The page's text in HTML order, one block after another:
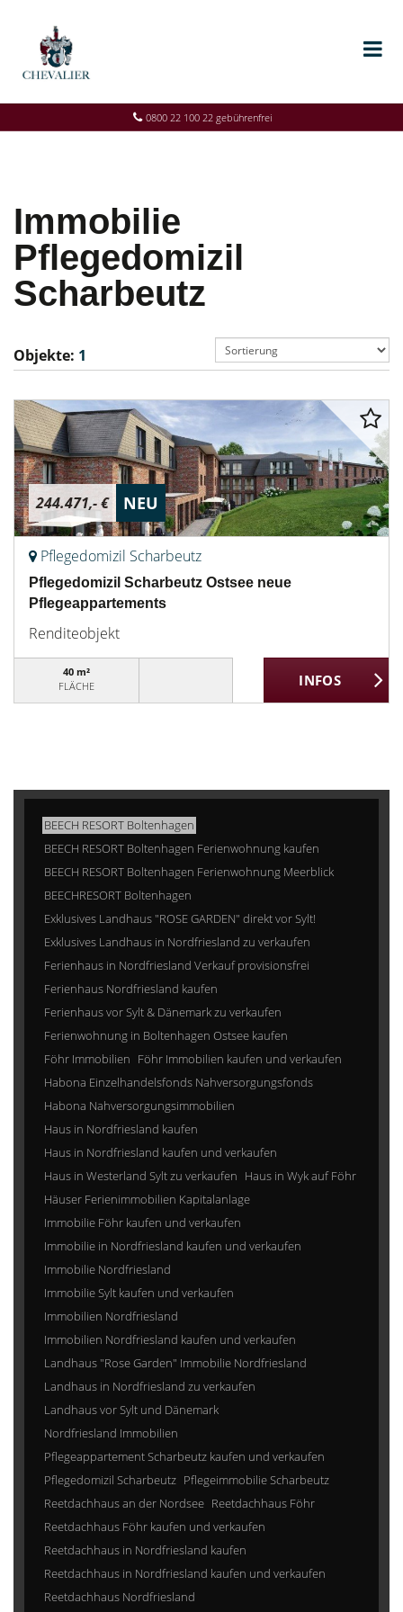
0800 22 100 22 gebührenfrei
Immobilie
Pflegedomizil
Scharbeutz
Objekte: 1
244.471,- € NEU
Pflegedomizil Scharbeutz
Pflegedomizil Scharbeutz Ostsee neue
Pflegeappartements
Renditeobjekt
40 m²
FLÄCHE
BEECH RESORT Boltenhagen
BEECH RESORT Boltenhagen Ferienwohnung kaufen
BEECH RESORT Boltenhagen Ferienwohnung Meerblick
BEECHRESORT Boltenhagen
Exklusives Landhaus "ROSE GARDEN" direkt vor Sylt!
Exklusives Landhaus in Nordfriesland zu verkaufen
Ferienhaus in Nordfriesland Verkauf provisionsfrei
Ferienhaus Nordfriesland kaufen
Ferienhaus vor Sylt & Dänemark zu verkaufen
Ferienwohnung in Boltenhagen Ostsee kaufen
Föhr Immobilien Föhr Immobilien kaufen und verkaufen
Habona Einzelhandelsfonds Nahversorgungsfonds
Habona Nahversorgungsimmobilien
Haus in Nordfriesland kaufen
Haus in Nordfriesland kaufen und verkaufen
Haus in Westerland Sylt zu verkaufen Haus in Wyk auf Föhr
Häuser Ferienimmobilien Kapitalanlage
Immobilie Föhr kaufen und verkaufen
Immobilie in Nordfriesland kaufen und verkaufen
Immobilie Nordfriesland
Immobilie Sylt kaufen und verkaufen
Immobilien Nordfriesland
Immobilien Nordfriesland kaufen und verkaufen
Landhaus "Rose Garden" Immobilie Nordfriesland
Landhaus in Nordfriesland zu verkaufen
Landhaus vor Sylt und Dänemark
Nordfriesland Immobilien
Pflegeappartement Scharbeutz kaufen und verkaufen
Pflegedomizil Scharbeutz Pflegeimmobilie Scharbeutz
Reetdachhaus an der Nordsee Reetdachhaus Föhr
Reetdachhaus Föhr kaufen und verkaufen
Reetdachhaus in Nordfriesland kaufen
Reetdachhaus in Nordfriesland kaufen und verkaufen
Reetdachhaus Nordfriesland